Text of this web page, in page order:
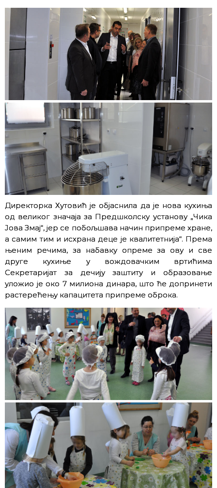
Директорка Хутовић је објаснила да је нова кухиња
од великог значаја за Предшколску установу „Чика
Јова Змај“, јер се побољшава начин припреме хране,
а самим тим и исхрана деце је квалитетнија“. Према
њеним речима, за набавку опреме за ову и све
друге кухиње у вождовачким вртићима
Секретаријат за дечију заштиту и образовање
уложио је око 7 милиона динара, што ће допринети
растерећењу капацитета припреме оброка.